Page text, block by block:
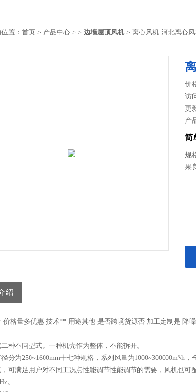
置： 首页 > 产品中心 > > 边墙屋顶风机> 离心风机 河北离心
价
访
更
产
简
规
果
绍
价格量多优惠 技术** 用途其他 是否跨境货源否 加工定制 是 降
种不同型式。一种机壳作为整体，不能拆开。
分为250~1600mm十七种规格，系列风量为1000~300000m³/h
可满足用户对不同工况点性能调节性能调节的需要，风机也
。